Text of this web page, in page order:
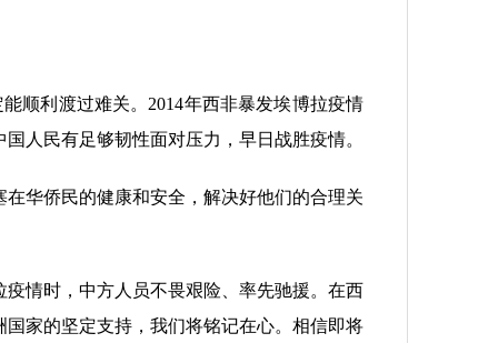
顺利渡过难关。2014年西非暴发埃博拉疫情
人民有足够韧性面对压力，早日战胜疫情。
华侨民的健康和安全，解决好他们的合理关
情时，中方人员不畏艰险、率先驰援。在西
家的坚定支持，我们将铭记在心。相信即将